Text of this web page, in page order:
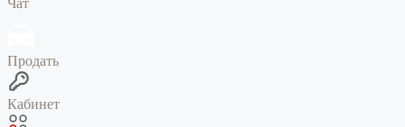
Чат
Продать
Кабинет